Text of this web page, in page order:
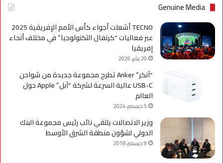
Genuine Media
TECNO أشعلت أجواء كأس الأمم الإفريقية 2025
عبر فعاليات “كرنفال التكنولوجيا” في مختلف أنحاء
إفريقيا
20 يناير، 2026
“آنكر” Anker تطرح مجموعة جديدة من شواحن
USB-C عالية السرعة لشركة “آبل” Apple حول
العالم
5 ديسمبر، 2024
وزير الاتصالات يلتقي نائب رئيس مجموعة البنك
الدولي لشؤون منطقة الشرق الأوسط
9 ديسمبر، 2018